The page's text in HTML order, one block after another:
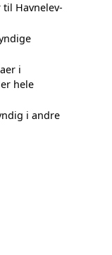
Havnelev-
i
hele
i andre